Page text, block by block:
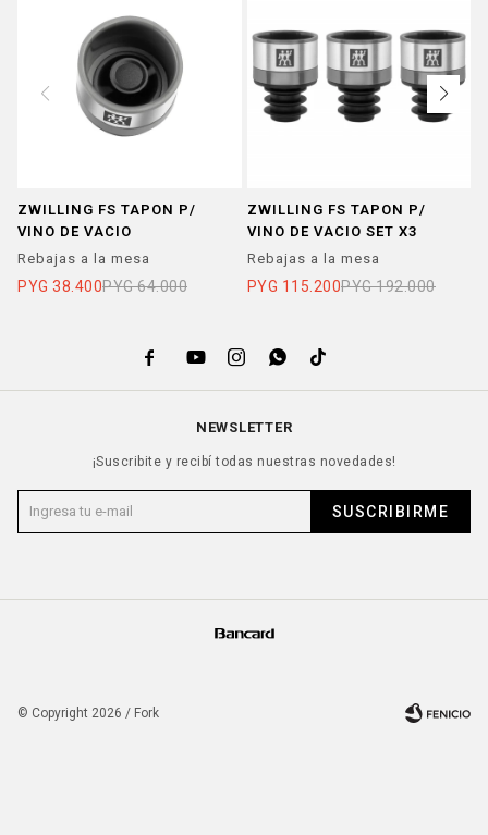
ZWILLING FS TAPON P/
VINO DE VACIO
Rebajas a la mesa
PYG 38.400PYG 64.000
ZWILLING FS TAPON P/
VINO DE VACIO SET X3
Rebajas a la mesa
PYG 115.200PYG 192.000
    
NEWSLETTER
¡Suscribite y recibí todas nuestras novedades!
SUSCRIBIRME
© Copyright 2026 / Fork